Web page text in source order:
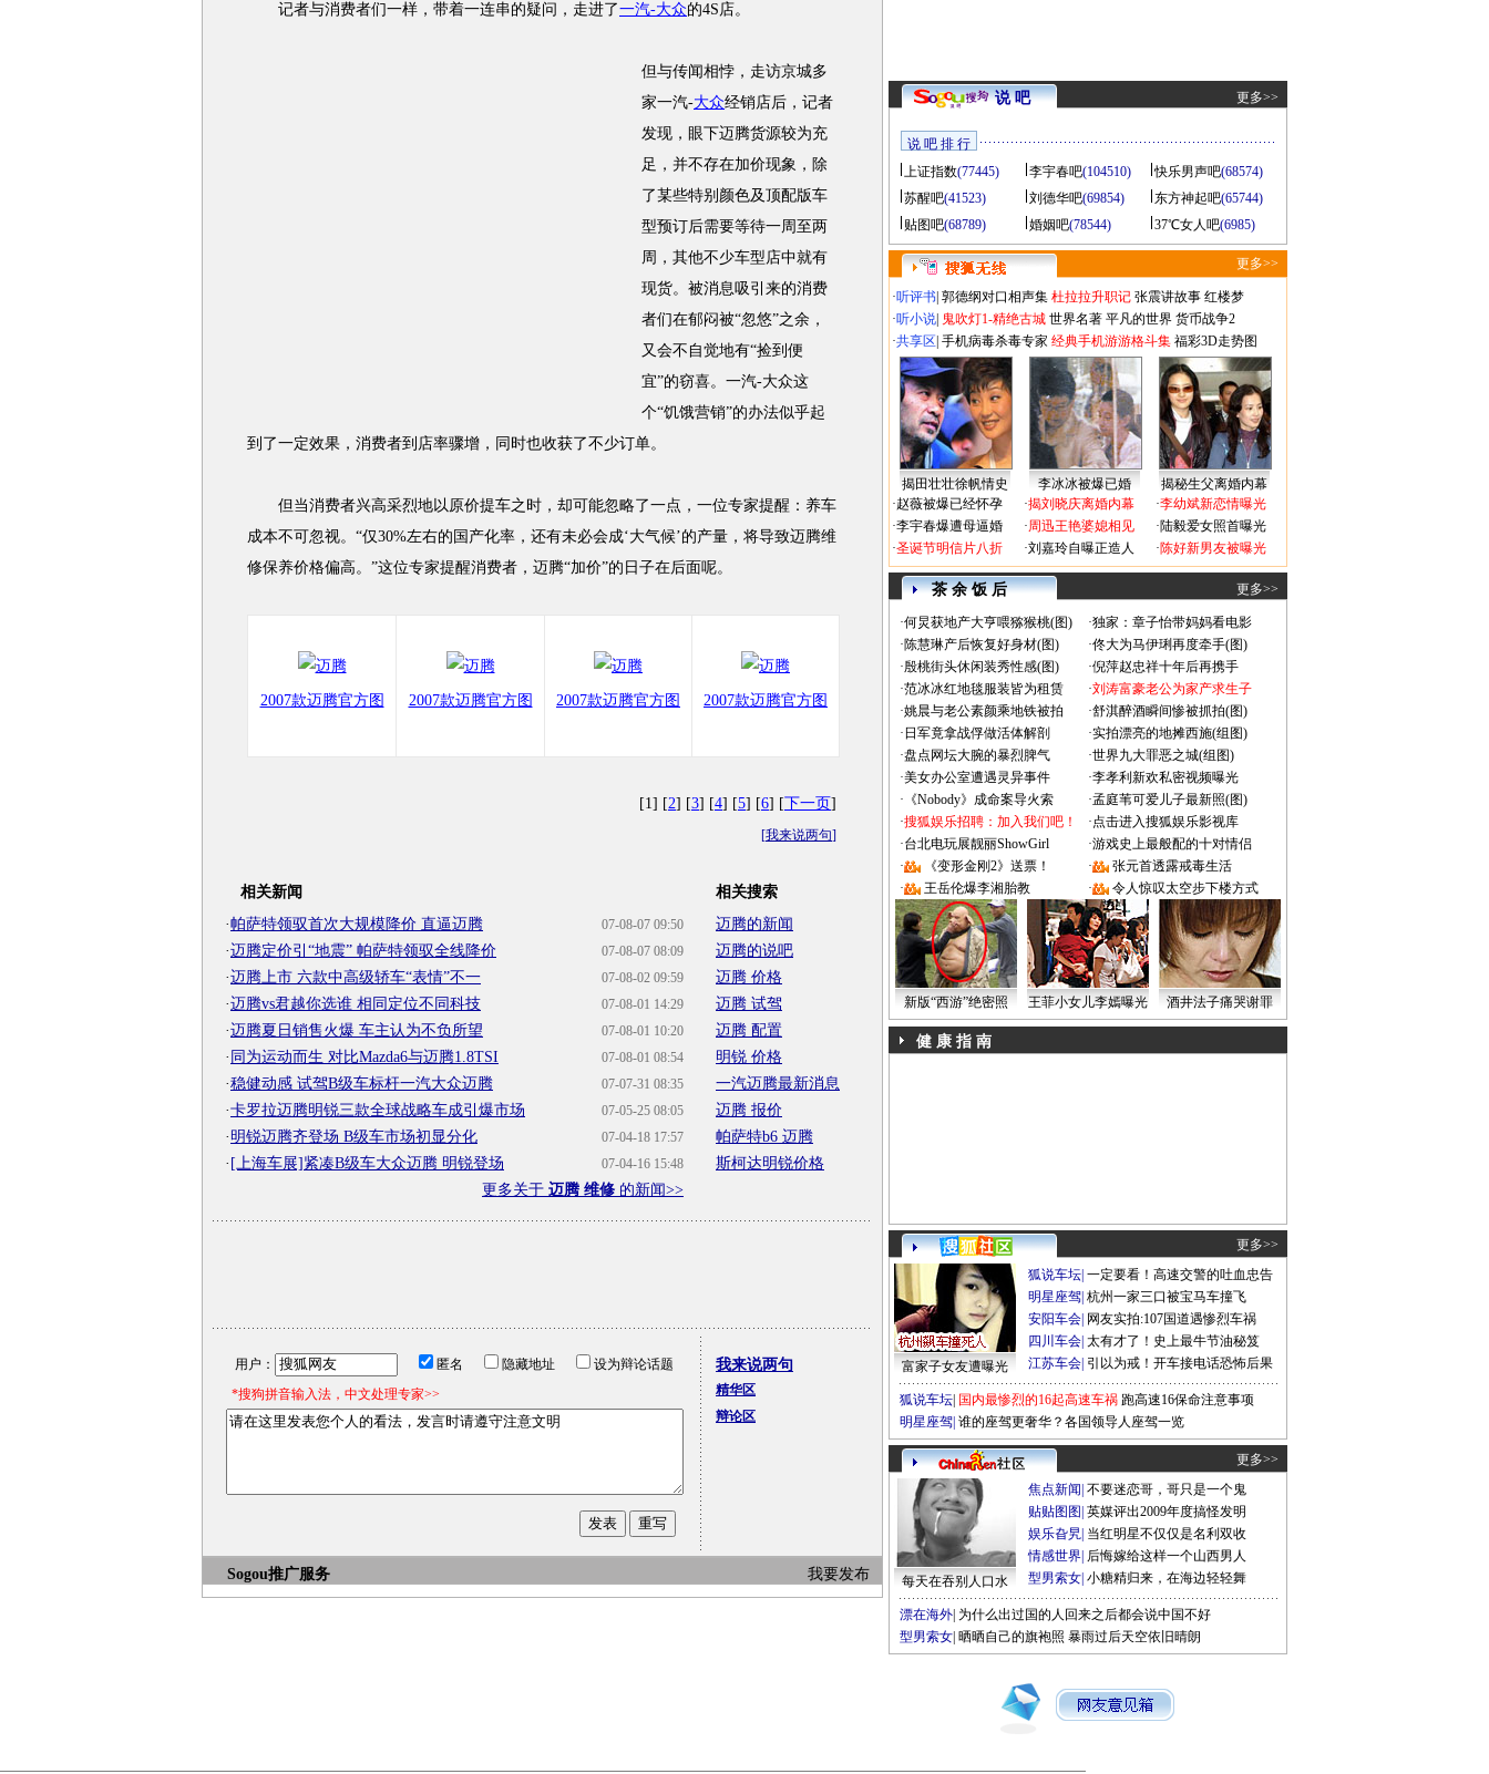
记者与消费者们一样，带着一连串的疑问，走进了一汽-大众的4S店。
但与传闻相悖，走访京城多
家一汽-大众经销店后，记者
发现，眼下迈腾货源较为充
足，并不存在加价现象，除
了某些特别颜色及顶配版车
型预订后需要等待一周至两
周，其他不少车型店中就有
现货。被消息吸引来的消费
者们在郁闷被“忽悠”之余，
又会不自觉地有“捡到便
宜”的窃喜。一汽-大众这
个“饥饿营销”的办法似乎起
到了一定效果，消费者到店率骤增，同时也收获了不少订单。
但当消费者兴高采烈地以原价提车之时，却可能忽略了一点，一位专家提醒：养车
成本不可忽视。“仅30%左右的国产化率，还有未必会成‘大气候’的产量，将导致迈腾维
修保养价格偏高。”这位专家提醒消费者，迈腾“加价”的日子在后面呢。
2007款迈腾官方图 2007款迈腾官方图 2007款迈腾官方图 2007款迈腾官方图
[1] [2] [3] [4] [5] [6] [下一页]
[我来说两句]
相关新闻
07-08-07 09:50
·帕萨特领驭首次大规模降价 直逼迈腾
07-08-07 08:09
·迈腾定价引“地震” 帕萨特领驭全线降价
07-08-02 09:59
·迈腾上市 六款中高级轿车“表情”不一
07-08-01 14:29
·迈腾vs君越你选谁 相同定位不同科技
07-08-01 10:20
·迈腾夏日销售火爆 车主认为不负所望
07-08-01 08:54
· 同为运动而生 对比Mazda6与迈腾1.8TSI
07-07-31 08:35
·稳健动感 试驾B级车标杆一汽大众迈腾
07-05-25 08:05
·卡罗拉迈腾明锐三款全球战略车成引爆市场
07-04-18 17:57
· 明锐迈腾齐登场 B级车市场初显分化
07-04-16 15:48
· [上海车展]紧凑B级车大众迈腾 明锐登场
更多关于 迈腾 维修 的新闻>>
相关搜索
迈腾的新闻
迈腾的说吧
迈腾 价格
迈腾 试驾
迈腾 配置
明锐 价格
一汽迈腾最新消息
迈腾 报价
帕萨特b6 迈腾
斯柯达明锐价格
用户： 匿名 隐藏地址
设为辩论话题
*搜狗拼音输入法，中文处理专家>>
我来说两句
精华区
辩论区
我要发布
Sogou推广服务
说 吧 更多>>
说 吧 排 行
上证指数(77445) 李宇春吧(104510) 快乐男声吧(68574)
苏醒吧(41523) 刘德华吧(69854) 东方神起吧(65744)
贴图吧(68789) 婚姻吧(78544) 37℃女人吧(6985)
更多>>
·听评书 郭德纲对口相声集 杜拉拉升职记 张震讲故事 红楼梦
·听小说 鬼吹灯1-精绝古城 世界名著 平凡的世界 货币战争2
·共享区 手机病毒杀毒专家 经典手机游游格斗集 福彩3D走势图
揭田壮壮徐帆情史 李冰冰被爆已婚
揭秘生父离婚内幕
·赵薇被爆已经怀孕
·李宇春爆遭母逼婚
·圣诞节明信片八折
·揭刘晓庆离婚内幕
·周迅王艳婆媳相见
·刘嘉玲自曝正造人
·李幼斌新恋情曝光
·陆毅爱女照首曝光
·陈好新男友被曝光
茶 余 饭 后 更多>>
·何炅获地产大亨喂猕猴桃(图) ·独家：章子怡带妈妈看电影
·陈慧琳产后恢复好身材(图) ·佟大为马伊琍再度牵手(图)
·殷桃街头休闲装秀性感(图) ·倪萍赵忠祥十年后再携手
·范冰冰红地毯服装皆为租赁 ·刘涛富豪老公为家产求生子
·姚晨与老公素颜乘地铁被拍 ·舒淇醉酒瞬间惨被抓拍(图)
· 日军竟拿战俘做活体解剖 ·实拍漂亮的地摊西施(组图)
·盘点网坛大腕的暴烈脾气 ·世界九大罪恶之城(组图)
·美女办公室遭遇灵异事件 ·李孝利新欢私密视频曝光
· 《Nobody》成命案导火索 ·孟庭苇可爱儿子最新照(图)
·搜狐娱乐招聘：加入我们吧！ ·点击进入搜狐娱乐影视库
·台北电玩展靓丽ShowGirl ·游戏史上最般配的十对情侣
·
《变形金刚2》送票！ ·
张元首透露戒毒生活
·
王岳伦爆李湘胎教 · 令人惊叹太空步下楼方式
新版“西游”绝密照 王菲小女儿李嫣曝光 酒井法子痛哭谢罪
健 康 指 南
更多>>
富家子女友遭曝光
狐说车坛 一定要看！高速交警的吐血忠告
明星座驾 杭州一家三口被宝马车撞飞
安阳车会 网友实拍:107国道遇惨烈车祸
四川车会 太有才了！史上最牛节油秘笈
江苏车会 引以为戒！开车接电话恐怖后果
狐说车坛 国内最惨烈的16起高速车祸 跑高速16保命注意事项
明星座驾 谁的座驾更奢华？各国领导人座驾一览
更多>>
每天在吞别人口水
焦点新闻 不要迷恋哥，哥只是一个鬼
贴贴图图 英媒评出2009年度搞怪发明
娱乐旮旯 当红明星不仅仅是名利双收
情感世界 后悔嫁给这样一个山西男人
型男索女 小糖精归来，在海边轻轻舞
漂在海外 为什么出过国的人回来之后都会说中国不好
型男索女 晒晒自己的旗袍照 暴雨过后天空依旧晴朗